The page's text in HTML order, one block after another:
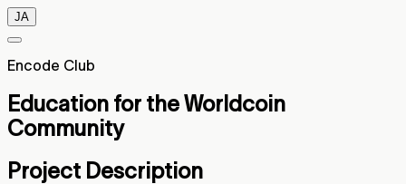
JA
Encode Club
Education for the Worldcoin
Community
Project Description